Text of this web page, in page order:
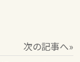
次の記事へ»